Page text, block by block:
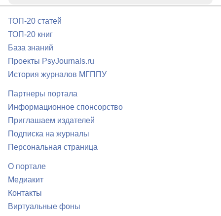
ТОП-20 статей
ТОП-20 книг
База знаний
Проекты PsyJournals.ru
История журналов МГППУ
Партнеры портала
Информационное спонсорство
Приглашаем издателей
Подписка на журналы
Персональная страница
О портале
Медиакит
Контакты
Виртуальные фоны